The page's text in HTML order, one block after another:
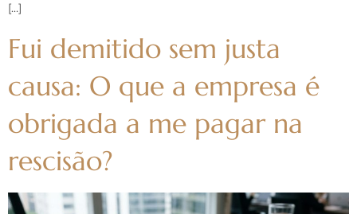
[…]
Fui demitido sem justa
causa: O que a empresa é
obrigada a me pagar na
rescisão?